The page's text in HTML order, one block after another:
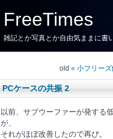
FreeTimes
雑記とか写真とか自由気ままに書
old « 小フリーズ
PCケースの共振 2
以前、サブウーファーが発する
が、
それがほぼ改善したので再び。